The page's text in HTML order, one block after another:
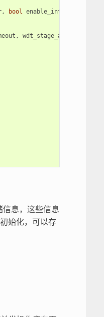
, bool enable_intr
, wdt_stage_action_t
信息，这些信息
始化，可以存